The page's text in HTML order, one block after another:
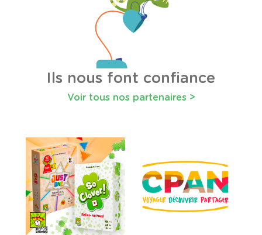
Ils nous font confiance
Voir tous nos partenaires >